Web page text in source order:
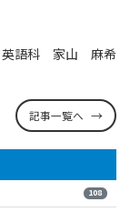
英語科 家山 麻希
記事一覧へ
108